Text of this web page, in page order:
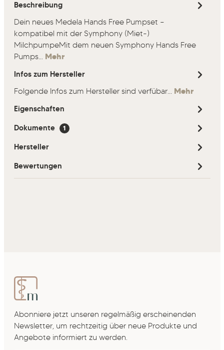
Beschreibung
Dein neues Medela Hands Free Pumpset –
kompatibel mit der Symphony (Miet-)
MilchpumpeMit dem neuen Symphony Hands Free
Pumps… Mehr
Infos zum Hersteller
Folgende Infos zum Hersteller sind verfübar... Mehr
Eigenschaften
Dokumente 1
Hersteller
Bewertungen
Abonniere jetzt unseren regelmäßig erscheinenden
Newsletter, um rechtzeitig über neue Produkte und
Angebote informiert zu werden.